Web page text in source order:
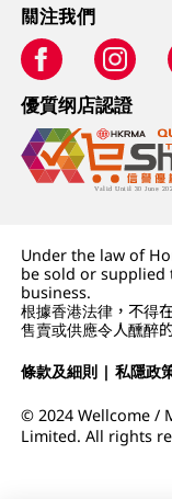
關注我們
優質纲店認證
Under the law of
be sold or supplied
business.
根據香港法律，不得
售賣或供應令人醺醉
條款及細則 |私隱政
© 2024 Wellcome /
Limited. All rights